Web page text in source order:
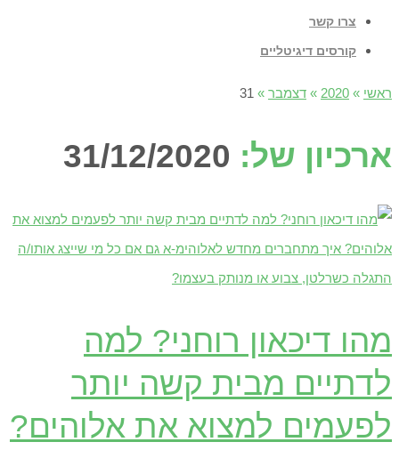
צרו קשר
קורסים דיגיטליים
ראשי »
2020
» דצמבר »
31
ארכיון של: 31/12/2020
מהו דיכאון רוחני? למה
לדתיים מבית קשה יותר
לפעמים למצוא את אלוהים?